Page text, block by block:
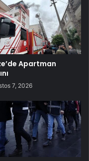
Apartman
7, 2026